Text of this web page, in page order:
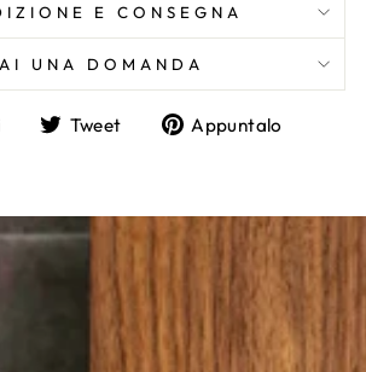
E CONSEGNA
UNA DOMANDA
Condividi
Tweet
TwittaAppuntalo